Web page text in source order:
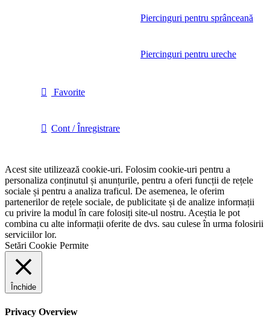
Piercinguri pentru sprânceană
Piercinguri pentru ureche
Favorite
Cont / Înregistrare
Acest site utilizează cookie-uri. Folosim cookie-uri pentru a
personaliza conținutul și anunțurile, pentru a oferi funcții de rețele
sociale și pentru a analiza traficul. De asemenea, le oferim
partenerilor de rețele sociale, de publicitate și de analize informații
cu privire la modul în care folosiți site-ul nostru. Aceștia le pot
combina cu alte informații oferite de dvs. sau culese în urma folosirii
serviciilor lor.
Setări Cookie Permite
Închide
Privacy Overview